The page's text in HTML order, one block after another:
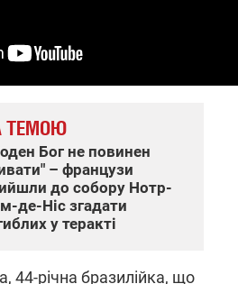
ТЕМОЮ
Бог не повинен
– французи
до собору Нотр-
де-Ніс згадати
у теракті
44-річна бразилійка, що